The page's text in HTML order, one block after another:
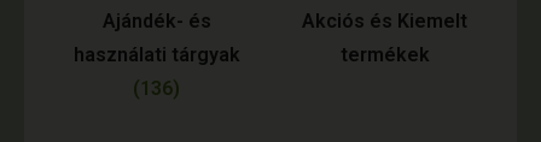
Ajándék- és
használati tárgyak
(136)
Akciós és Kiemelt
termékek